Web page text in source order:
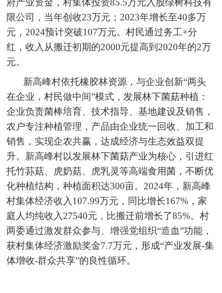
府产业资金，村集体投资85.5万元入股绿树科技有
限公司，当年创收23万元；2023年增长至40多万
元，2024预计突破107万元。村民通过务工+分
红，收入从搬迁初期的2000元提高到2020年的2万
元。
新高峰村依托橡胶林资源，与企业创新“两头
在企业，村民做中间”模式，发展林下菌菇种植：
企业负责菌棒培育、技术指导、基地建设及销售，
农户专注种植管理，产品由企业统一回收、加工和
销售，实现企农共赢，达成经济与生态效益双提
升。新高峰村以发展林下菌菇产业为核心，引进红
托竹荪菇、虎奶菇、虎乳灵等高端食用菌，不断优
化种植结构，种植面积达300亩。2024年，新高峰
村集体经济收入107.99万元，同比增长167%，家
庭人均纯收入27540元，比搬迁前增长了85%。村
两委通过激发群众参与、增强党组织“造血”功能，
获村集体经济激励奖金7.7万元，形成“产业发展-集
体增收-群众共享”的良性循环。